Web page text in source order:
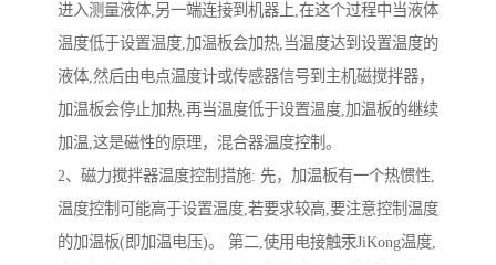
进入测量液体,另一端连接到机器上,在这个过程中当液体
温度低于设置温度,加温板会加热,当温度达到设置温度的
液体,然后由电点温度计或传感器信号到主机磁搅拌器，
加温板会停止加热,再当温度低于设置温度,加温板的继续
加温,这是磁性的原理，混合器温度控制。
2、磁力搅拌器温度控制措施: 先，加温板有一个热惯性,
温度控制可能高于设置温度,若要求较高,要注意控制温度
的加温板(即加温电压)。 第二,使用电接触汞JiKong温度,